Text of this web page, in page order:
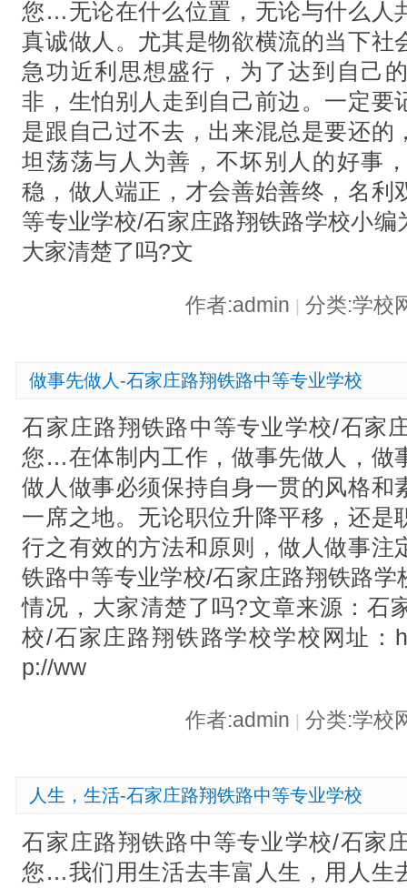
您…无论在什么位置，无论与什么人
真诚做人。尤其是物欲横流的当下社
急功近利思想盛行，为了达到自己
非，生怕别人走到自己前边。一定要
是跟自己过不去，出来混总是要还的
坦荡荡与人为善，不坏别人的好事
稳，做人端正，才会善始善终，名利
等专业学校/石家庄路翔铁路学校小
大家清楚了吗?文
作者:admin | 分类:学校
做事先做人-石家庄路翔铁路中等专业学校
石家庄路翔铁路中等专业学校/石家
您…在体制内工作，做事先做人，做
做人做事必须保持自身一贯的风格和
一席之地。无论职位升降平移，还是
行之有效的方法和原则，做人做事注
铁路中等专业学校/石家庄路翔铁路
情况，大家清楚了吗?文章来源：石
校/石家庄路翔铁路学校学校网址：
p://ww
作者:admin 分类:学校
人生，生活-石家庄路翔铁路中等专业学校
石家庄路翔铁路中等专业学校/石家
您…我们用生活去丰富人生，用人生